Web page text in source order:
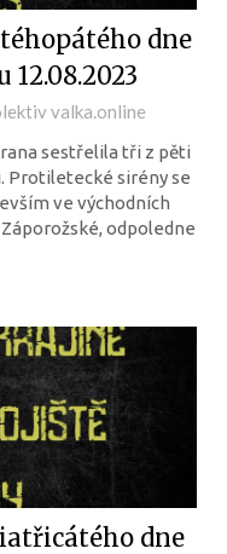
dne
valka.online
sestřelila tři z pěti
Protiletecké sirény se
ve východních
odpoledne
dne